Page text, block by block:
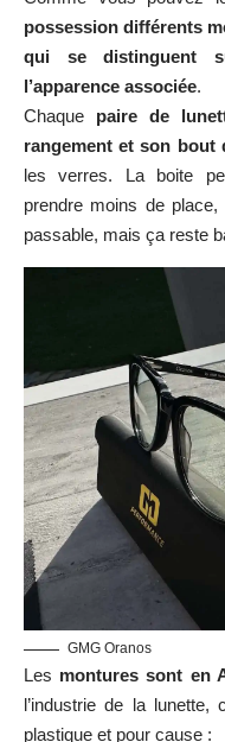
possession différents
qui se distinguent
l’apparence associée.
Chaque paire de
rangement et son bout
les verres. La boite
prendre moins de
passable, mais ça reste
GMG Oranos
Les montures sont en
l’industrie de la
plastique et pour cause :